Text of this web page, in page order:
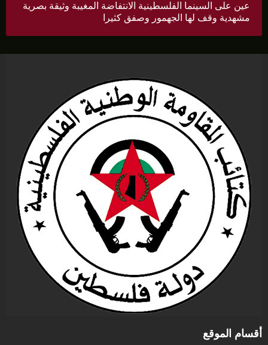
عين على السينما الفلسطينية الانتفاضة المغيبة وثيقة بصرية
مشهدية وقف لها الجهمور وصفق كثيرا
أقسام الموقع